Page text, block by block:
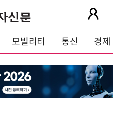
모빌리티 통신 경제